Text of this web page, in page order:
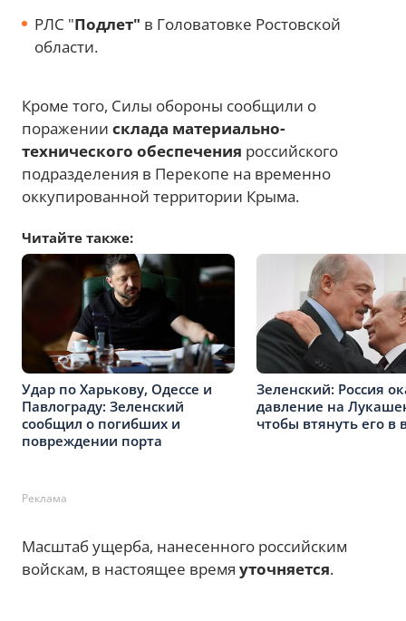
РЛС "Подлет" в Головатовке Ростовской
области.
Кроме того, Силы обороны сообщили о
поражении склада материально-
технического обеспечения российского
подразделения в Перекопе на временно
оккупированной территории Крыма.
Читайте также:
Удар по Харькову, Одессе и
Павлограду: Зеленский
сообщил о погибших и
повреждении порта
Зеленский: Россия
давление на
чтобы втянуть его в
Реклама
Масштаб ущерба, нанесенного российским
войскам, в настоящее время уточняется.